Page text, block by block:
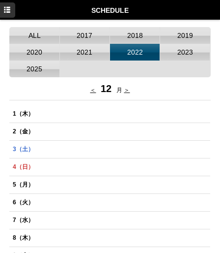
SCHEDULE
ALL 2017 2018 2019
2020 2021 2022 2023
2025
＜ 12 月 ＞
1 （木）
2 （金）
3 （土）
4 （日）
5 （月）
6 （火）
7 （水）
8 （木）
NEWS
DISCOGRAPHY
GOODS